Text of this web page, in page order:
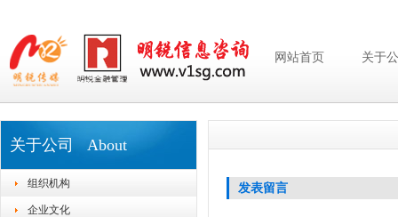
网站首页 关于
关于公司 About
组织机构
企业文化
发表留言